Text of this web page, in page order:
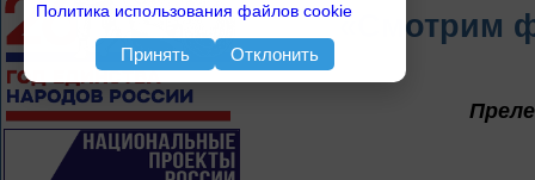
«Смотрим
Политика использования файлов cookie
Принять Отклонить